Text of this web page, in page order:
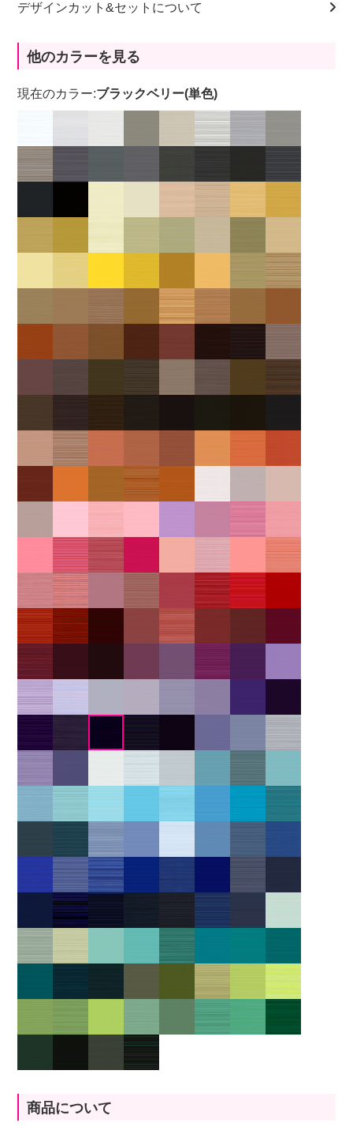
デザインカット&セットについて
他のカラーを見る
現在のカラー:ブラックベリー(単色)
商品について